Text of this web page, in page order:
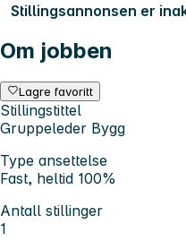
Stillingsannonsen er
Om jobben
Lagre favoritt
Stillingstittel
Gruppeleder Bygg
Type ansettelse
Fast, heltid 100%
Antall stillinger
1